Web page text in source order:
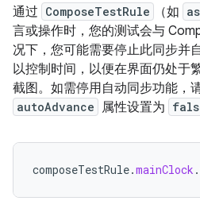
通过 ComposeTestRule （如
言或操作时，您的测试会与
况下，您可能需要停止此同步并
以控制时间，以便在界面仍处于
截图。如需停用自动同步功能，
autoAdvance 属性设置为
composeTestRule.mainClock .